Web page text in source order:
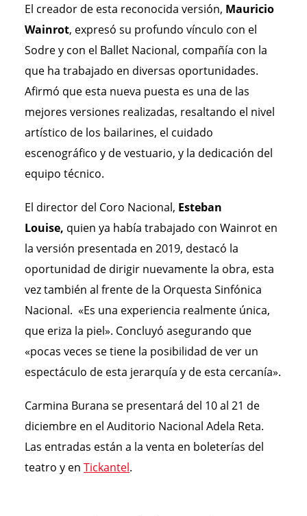
El creador de esta reconocida versión, Mauricio
Wainrot, expresó su profundo vínculo con el
Sodre y con el Ballet Nacional, compañía con la
que ha trabajado en diversas oportunidades.
Afirmó que esta nueva puesta es una de las
mejores versiones realizadas, resaltando el nivel
artístico de los bailarines, el cuidado
escenográfico y de vestuario, y la dedicación del
equipo técnico.
El director del Coro Nacional, Esteban
Louise, quien ya había trabajado con Wainrot en
la versión presentada en 2019, destacó la
oportunidad de dirigir nuevamente la obra, esta
vez también al frente de la Orquesta Sinfónica
Nacional. «Es una experiencia realmente única,
que eriza la piel». Concluyó asegurando que
«pocas veces se tiene la posibilidad de ver un
espectáculo de esta jerarquía y de esta cercanía».
Carmina Burana se presentará del 10 al 21 de
diciembre en el Auditorio Nacional Adela Reta.
Las entradas están a la venta en boleterías del
teatro y en Tickantel.